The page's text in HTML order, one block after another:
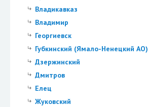
Владикавказ
Владимир
Георгиевск
Губкинский (Ямало-Ненецкий АО)
Дзержинский
Дмитров
Елец
Жуковский